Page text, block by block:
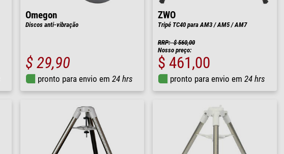
Omegon
Discos anti-vibração
$ 29,90
pronto para envio em 24 hrs
ZWO
Tripé TC40 para AM3 / AM5 / AM7
RRP: $ 560,00
Nosso preço:
$ 461,00
pronto para envio em 24 hrs